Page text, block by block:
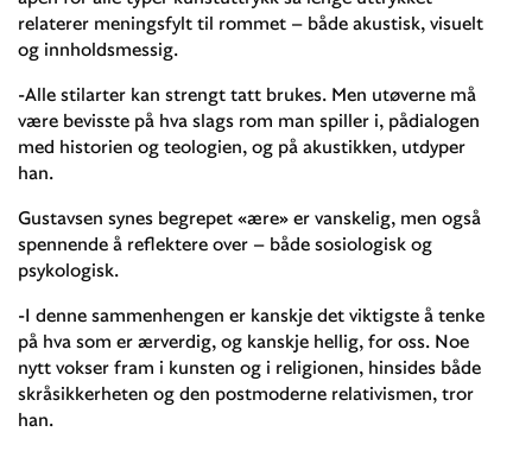
relaterer meningsfylt til rommet – både akustisk, visuelt
og innholdsmessig.
-Alle stilarter kan strengt tatt brukes. Men utøverne må
være bevisste på hva slags rom man spiller i, pådialogen
med historien og teologien, og på akustikken, utdyper
han.
Gustavsen synes begrepet «ære» er vanskelig, men også
spennende å reflektere over – både sosiologisk og
psykologisk.
-I denne sammenhengen er kanskje det viktigste å tenke
på hva som er ærverdig, og kanskje hellig, for oss. Noe
nytt vokser fram i kunsten og i religionen, hinsides både
skråsikkerheten og den postmoderne relativismen, tror
han.